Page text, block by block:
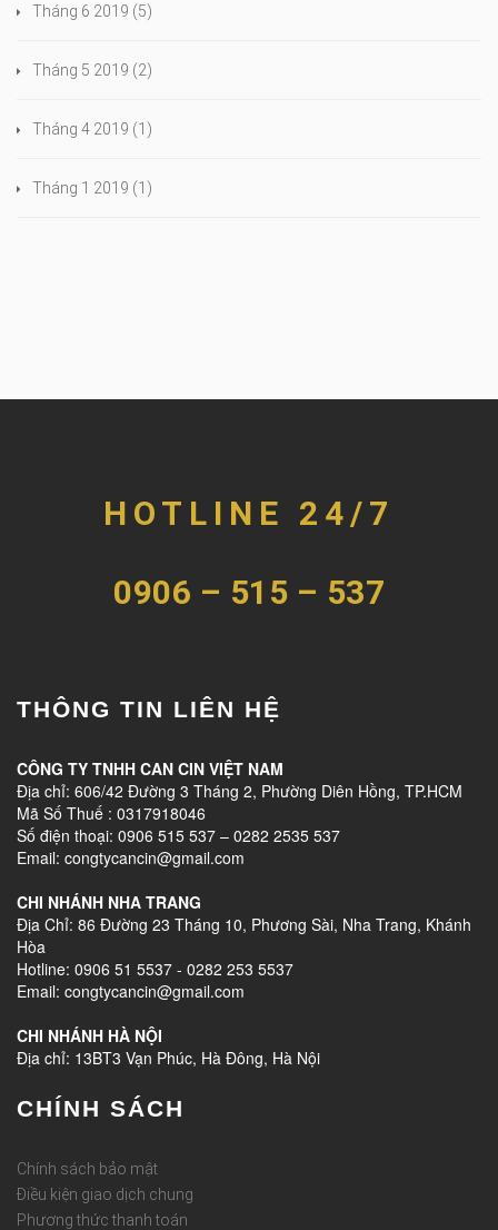
Tháng 6 2019 (5)
Tháng 5 2019 (2)
Tháng 4 2019 (1)
Tháng 1 2019 (1)
HOTLINE 24/7
0906 – 515 – 537
THÔNG TIN LIÊN HỆ
CÔNG TY TNHH CAN CIN VIỆT NAM
Địa chỉ: 606/42 Đường 3 Tháng 2, Phường Diên Hồng, TP.HCM
Mã Số Thuế : 0317918046
Số điện thoại: 0906 515 537 – 0282 2535 537
Email: congtycancin@gmail.com
CHI NHÁNH NHA TRANG
Địa Chỉ: 86 Đường 23 Tháng 10, Phương Sài, Nha Trang, Khánh
Hòa
Hotline: 0906 51 5537 - 0282 253 5537
Email: congtycancin@gmail.com
CHI NHÁNH HÀ NỘI
Địa chỉ: 13BT3 Vạn Phúc, Hà Đông, Hà Nội
CHÍNH SÁCH
Chính sách bảo mật
Điều kiện giao dịch chung
Phương thức thanh toán